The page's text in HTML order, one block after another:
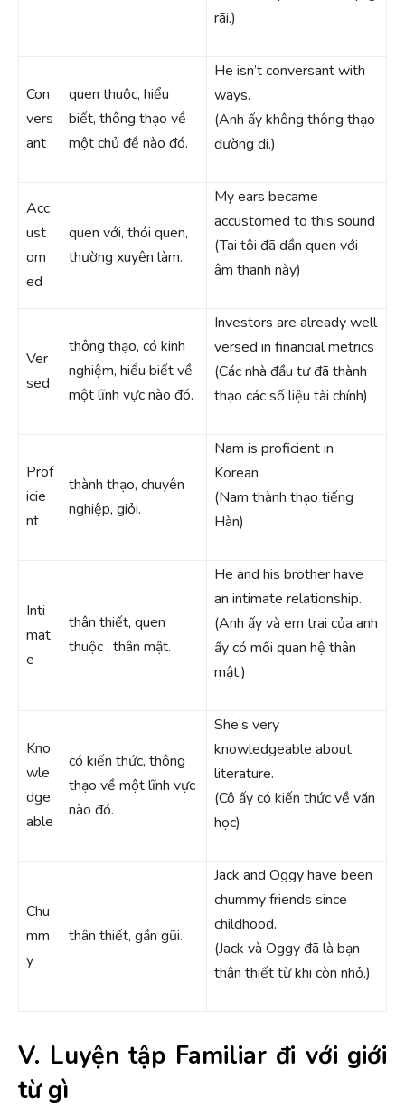
rãi.)
Con
vers
ant
quen thuộc, hiểu
biết, thông thạo về
một chủ đề nào đó.
He isn’t conversant with
ways.
(Anh ấy không thông thạo
đường đi.)
Acc
ust
om
ed
quen với, thói quen,
thường xuyên làm.
My ears became
accustomed to this sound
(Tai tôi đã dần quen với
âm thanh này)
Ver
sed
thông thạo, có kinh
nghiệm, hiểu biết về
một lĩnh vực nào đó.
Investors are already well
versed in financial metrics
(Các nhà đầu tư đã thành
thạo các số liệu tài chính)
Prof
icie
nt
thành thạo, chuyên
nghiệp, giỏi.
Nam is proficient in
Korean
(Nam thành thạo tiếng
Hàn)
Inti
mat
e
thân thiết, quen
thuộc , thân mật.
He and his brother have
an intimate relationship.
(Anh ấy và em trai của anh
ấy có mối quan hệ thân
mật.)
Kno
wle
dge
able
có kiến thức, thông
thạo về một lĩnh vực
nào đó.
She’s very
knowledgeable about
literature.
(Cô ấy có kiến thức về văn
học)
Chu
mm
y
thân thiết, gần gũi.
Jack and Oggy have been
chummy friends since
childhood.
(Jack và Oggy đã là bạn
thân thiết từ khi còn nhỏ.)
V. Luyện tập Familiar đi với giới
từ gì